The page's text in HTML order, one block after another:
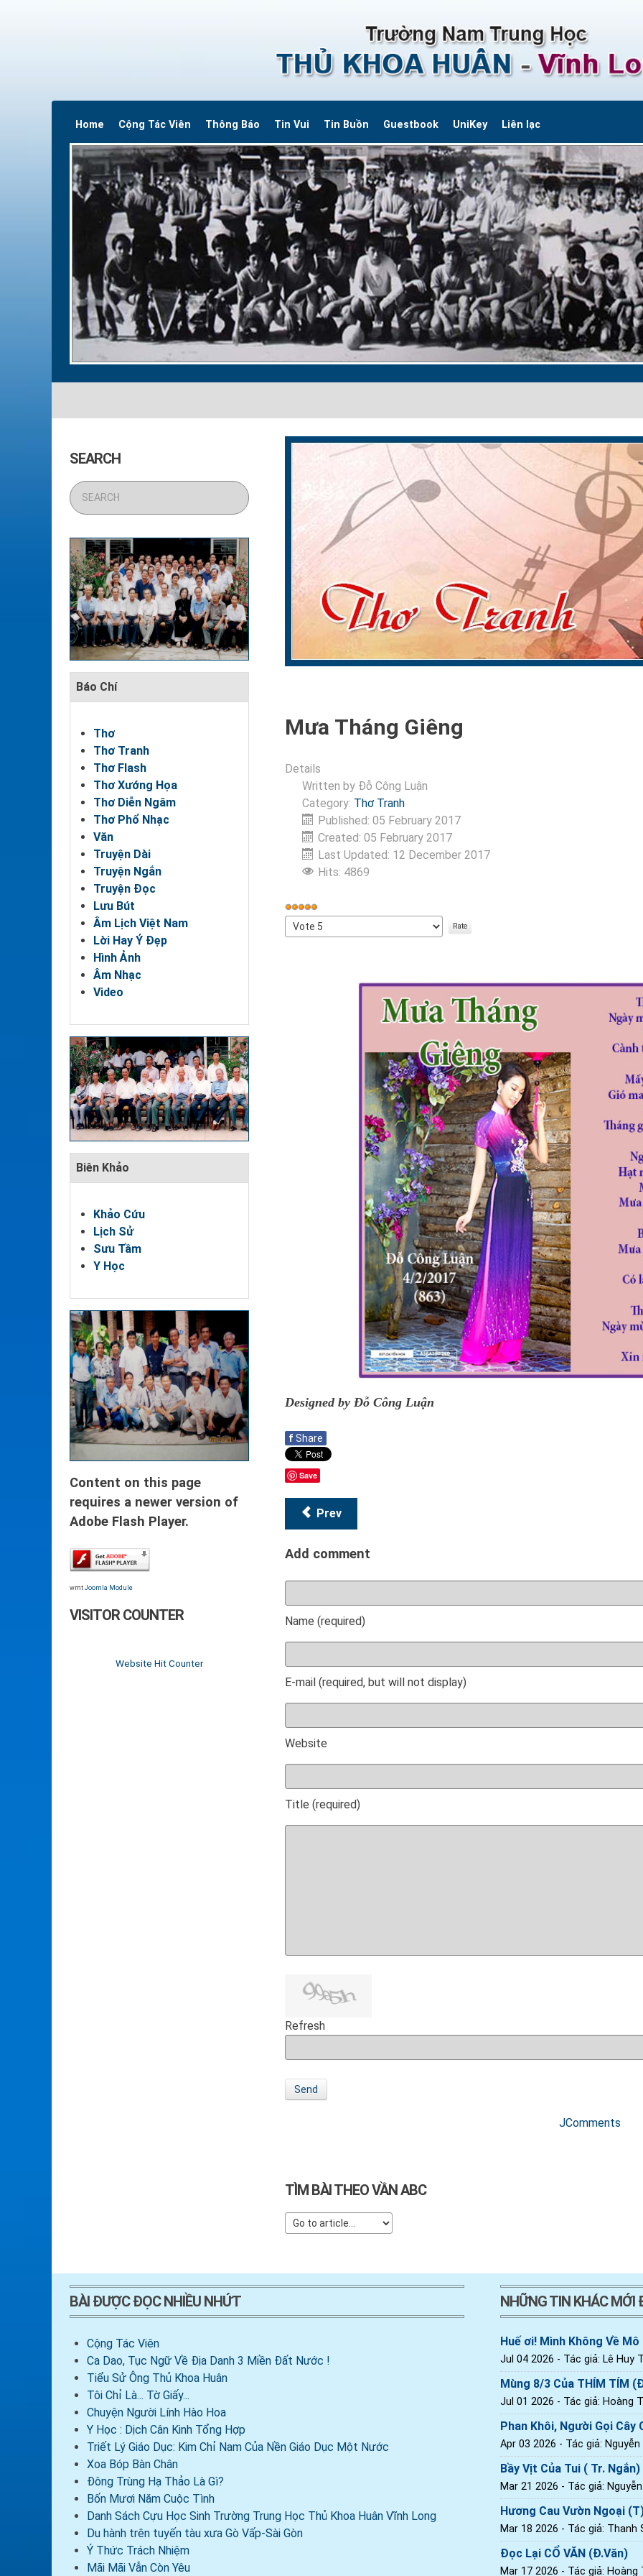
Home Cộng Tác Viên Thông Báo Tin Vui Tin Buồn Guestbook UniKey Liên lạc
SEARCH
Báo Chí
Thơ
Thơ Tranh
Thơ Flash
Thơ Xướng Họa
Thơ Diễn Ngâm
Thơ Phổ Nhạc
Văn
Truyện Dài
Truyện Ngắn
Truyện Đọc
Lưu Bút
Âm Lịch Việt Nam
Lời Hay Ý Đẹp
Hình Ảnh
Âm Nhạc
Video
Biên Khảo
Khảo Cứu
Lịch Sử
Sưu Tầm
Y Học
Content on this page
requires a newer version of
Adobe Flash Player.
wmt Joomla Module
VISITOR COUNTER
Website Hit Counter
Mưa Tháng Giêng
Details
Written by Đỗ Công Luận
Category: Thơ Tranh
Published: 05 February 2017
Created: 05 February 2017
Last Updated: 12 December 2017
Hits: 4869
User
Rating:
Please
Rate
Designed by Đỗ Công Luận
f Share
Save
Prev
Add comment
Name (required)
E-mail (required, but will not display)
Website
Title (required)
Refresh
Send
JComments
TÌM BÀI THEO VẦN ABC
BÀI ĐƯỢC ĐỌC NHIỀU NHỨT
Cộng Tác Viên
Ca Dao, Tục Ngữ Về Địa Danh 3 Miền Đất Nước !
Tiểu Sử Ông Thủ Khoa Huân
Tôi Chỉ Là... Tờ Giấy...
Chuyện Người Lính Hào Hoa
Y Học : Dịch Cân Kinh Tổng Hợp
Triết Lý Giáo Dục: Kim Chỉ Nam Của Nền Giáo Dục Một Nước
Xoa Bóp Bàn Chân
Đông Trùng Hạ Thảo Là Gì?
Bốn Mươi Năm Cuộc Tình
Danh Sách Cựu Học Sinh Trường Trung Học Thủ Khoa Huân Vĩnh Long
Du hành trên tuyến tàu xưa Gò Vấp-Sài Gòn
Ý Thức Trách Nhiệm
Mãi Mãi Vẫn Còn Yêu
NHỮNG TIN KHÁC MỚI
Huế ơi! Mình Không Về Mô
Jul 04 2026 - Tác giả: Lê Huy
Mùng 8/3 Của THÍM TÍM
Jul 01 2026 - Tác giả: Hoàng
Phan Khôi, Người Gọi Cây
Apr 03 2026 - Tác giả:
Bầy Vịt Của Tui ( Tr. Ngắn)
Mar 21 2026 - Tác giả:
Hương Cau Vườn Ngoại
Mar 18 2026 - Tác giả: Thanh
Đọc Lại CỔ VĂN (Đ.Văn)
Mar 17 2026 - Tác giả: Hoàng